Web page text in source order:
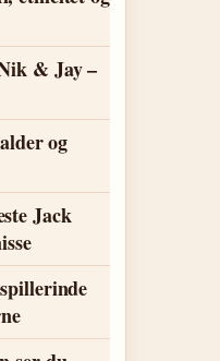
& Jay –
og
Jack